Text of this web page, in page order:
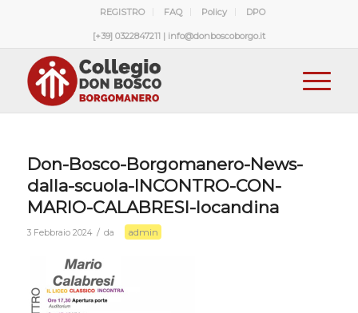
REGISTRO FAQ Policy DPO
[+39] 0322847211 | info@donboscoborgo.it
Don-Bosco-Borgomanero-News-
dalla-scuola-INCONTRO-CON-
MARIO-CALABRESI-locandina
3 Febbraio 2024 / da admin